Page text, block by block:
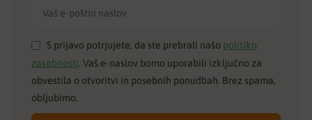
S prijavo potrjujete, da ste prebrali našo politiko
zasebnosti. Vaš e-naslov bomo uporabili izključno za
obvestila o otvoritvi in posebnih ponudbah. Brez spama,
obljubimo.